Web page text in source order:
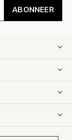
ABONNEER